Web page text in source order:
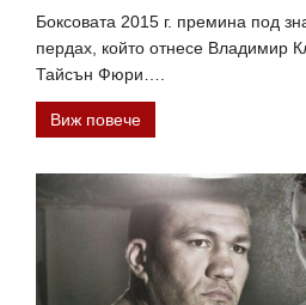
Боксовата 2015 г. премина под
пердах, който отнесе Владимир
Тайсън Фюри….
Виж повече